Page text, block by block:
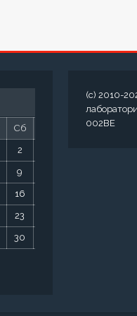
Сб
2
9
16
23
30
(c) 2010-
002BE